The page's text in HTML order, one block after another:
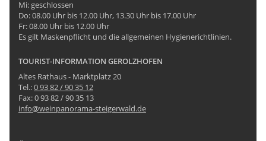
Mi: geschlossen
Do: 08.00 Uhr bis 12.00 Uhr, 13.30 Uhr bis 17.00 Uhr
Fr: 08.00 Uhr bis 12.00 Uhr
Es gilt Maskenpflicht und die allgemeinen Hygienerichtlinien.
TOURIST-INFORMATION GEROLZHOFEN
Altes Rathaus - Marktplatz 20
Tel.:0 93 82 / 90 35 12
Fax: 0 93 82 / 90 35 13
info@weinpanorama-steigerwald.de